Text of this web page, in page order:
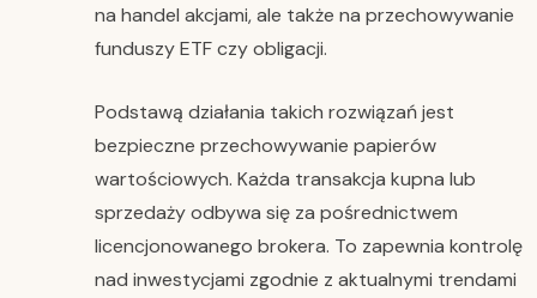
na handel akcjami, ale także na przechowywanie
funduszy ETF czy obligacji.
Podstawą działania takich rozwiązań jest
bezpieczne przechowywanie papierów
wartościowych. Każda transakcja kupna lub
sprzedaży odbywa się za pośrednictwem
licencjonowanego brokera. To zapewnia kontrolę
nad inwestycjami zgodnie z aktualnymi trendami